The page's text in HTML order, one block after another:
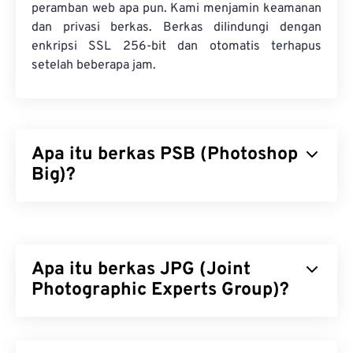
peramban web apa pun. Kami menjamin keamanan
dan privasi berkas. Berkas dilindungi dengan
enkripsi SSL 256-bit dan otomatis terhapus
setelah beberapa jam.
Apa itu berkas PSB (Photoshop
Big)?
Photoshop apa pun yang berukuran lebih dari dua
gigabita (GB) dapat disimpan sebagai PSB. Selain
Apa itu berkas JPG (Joint
Photographic Experts Group)?